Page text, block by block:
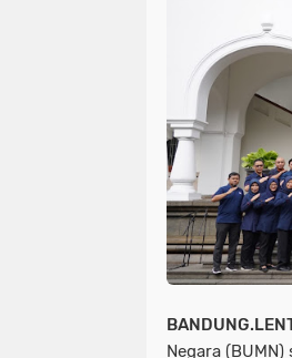
Negara